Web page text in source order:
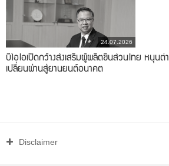
24.07.2026
บีโอไอเปิดกว้างส่งเสริมผู้ผลิตชิ้นส่วนไทย หนุน
เปลี่ยนผ่านสู่ยานยนต์อนาคต
Disclaimer